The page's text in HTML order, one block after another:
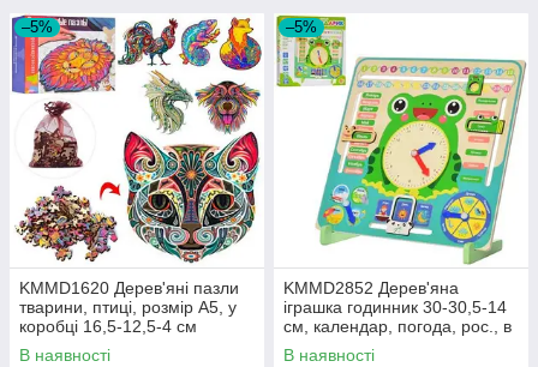
–5%
KMMD1620 Дерев'яні пазли
тварини, птиці, розмір А5, у
коробці 16,5-12,5-4 см
В наявності
–5%
KMMD2852 Дерев'яна
іграшка годинник 30-30,5-14
см, календар, погода, рос., в
коробці 30,5-30,5-3 см
В наявності